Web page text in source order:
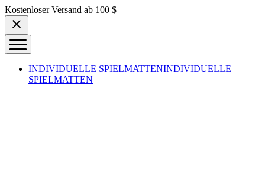
Skip to content
Kostenloser Versand ab 100 $
INDIVIDUELLE SPIELMATTENINDIVIDUELLE
SPIELMATTEN